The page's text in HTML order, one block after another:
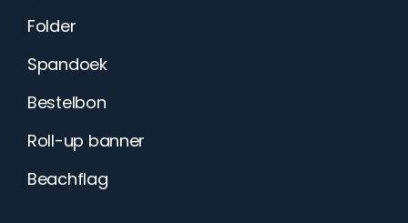
Folder
Spandoek
Bestelbon
Roll-up banner
Beachflag